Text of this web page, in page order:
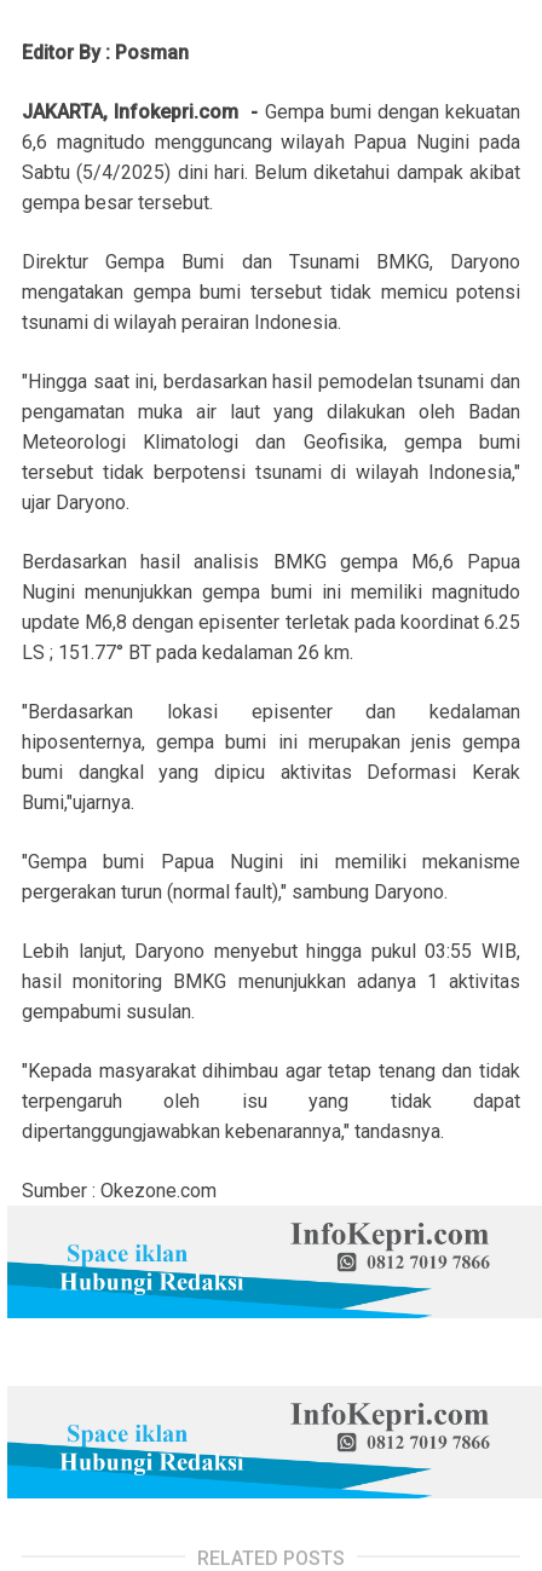
Editor By : Posman
JAKARTA, Infokepri.com - Gempa bumi dengan kekuatan
6,6 magnitudo mengguncang wilayah Papua Nugini pada
Sabtu (5/4/2025) dini hari. Belum diketahui dampak akibat
gempa besar tersebut.
Direktur Gempa Bumi dan Tsunami BMKG, Daryono
mengatakan gempa bumi tersebut tidak memicu potensi
tsunami di wilayah perairan Indonesia.
"Hingga saat ini, berdasarkan hasil pemodelan tsunami dan
pengamatan muka air laut yang dilakukan oleh Badan
Meteorologi Klimatologi dan Geofisika, gempa bumi
tersebut tidak berpotensi tsunami di wilayah Indonesia,"
ujar Daryono.
Berdasarkan hasil analisis BMKG gempa M6,6 Papua
Nugini menunjukkan gempa bumi ini memiliki magnitudo
update M6,8 dengan episenter terletak pada koordinat 6.25
LS ; 151.77° BT pada kedalaman 26 km.
"Berdasarkan lokasi episenter dan kedalaman
hiposenternya, gempa bumi ini merupakan jenis gempa
bumi dangkal yang dipicu aktivitas Deformasi Kerak
Bumi,"ujarnya.
"Gempa bumi Papua Nugini ini memiliki mekanisme
pergerakan turun (normal fault)," sambung Daryono.
Lebih lanjut, Daryono menyebut hingga pukul 03:55 WIB,
hasil monitoring BMKG menunjukkan adanya 1 aktivitas
gempabumi susulan.
"Kepada masyarakat dihimbau agar tetap tenang dan tidak
terpengaruh oleh isu yang tidak dapat
dipertanggungjawabkan kebenarannya," tandasnya.
Sumber : Okezone.com
RELATED POSTS